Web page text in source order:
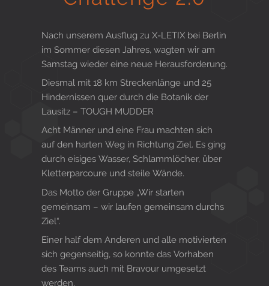
Aktiv für Ihre Gesundheit
Gesunde Ernährungsberatung
Nach unserem Ausflug zu X-LETIX bei Berlin
im Sommer diesen Jahres, wagten wir am
Samstag wieder eine neue Herausforderung.
Diesmal mit 18 km Streckenlänge und 25
Hindernissen quer durch die Botanik der
Lausitz – TOUGH MUDDER
Acht Männer und eine Frau machten sich
auf den harten Weg in Richtung Ziel. Es ging
durch eisiges Wasser, Schlammlöcher, über
Kletterparcoure und steile Wände.
Das Motto der Gruppe „Wir starten
gemeinsam – wir laufen gemeinsam durchs
Ziel“.
Einer half dem Anderen und alle motivierten
sich gegenseitig, so konnte das Vorhaben
des Teams auch mit Bravour umgesetzt
werden.